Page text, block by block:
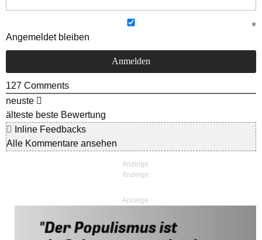
Angemeldet bleiben
127 Comments
neuste
älteste beste Bewertung
Inline Feedbacks
Alle Kommentare ansehen
Anzeige